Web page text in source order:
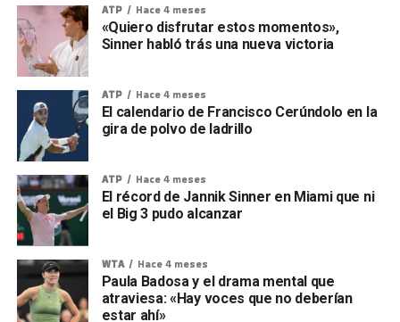
ATP Hace 4 meses
«Quiero disfrutar estos momentos»,
Sinner habló trás una nueva victoria
ATP Hace 4 meses
El calendario de Francisco Cerúndolo en la
gira de polvo de ladrillo
ATP Hace 4 meses
El récord de Jannik Sinner en Miami que ni
el Big 3 pudo alcanzar
WTA Hace 4 meses
Paula Badosa y el drama mental que
atraviesa: «Hay voces que no deberían
estar ahí»